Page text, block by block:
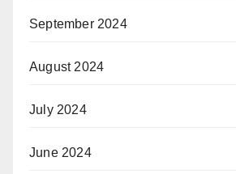
September 2024
August 2024
July 2024
June 2024